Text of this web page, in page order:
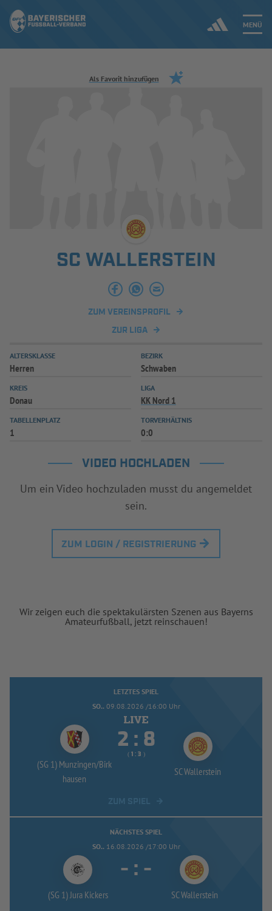
MENÜ
Jetzt einloggen
INFOTHEK SPIELPLUS
Als Favorit hinzufügen
SC WALLERSTEIN
ZUM VEREINSPROFIL
ZUR LIGA
ALTERSKLASSE
Herren
BEZIRK
Schwaben
KREIS
Donau
LIGA
KK Nord 1
TABELLENPLATZ
1
TORVERHÄLTNIS
0:0
VIDEO HOCHLADEN
Um ein Video hochzuladen musst du angemeldet
sein.
ZUM LOGIN / REGISTRIERUNG
Wir zeigen euch die spektakulärsten Szenen aus Bayerns
Amateurfußball, jetzt reinschauen!
LETZTES SPIEL
SO.. 09.08.2026 /16:00 Uhr
(SG 1) Munzingen/Birk
hausen
 : 
(  :  )
SC Wallerstein
NÄCHSTES SPIEL
SO.. 16.08.2026 /17:00 Uhr
(SG 1) Jura Kickers
- : -
SC Wallerstein